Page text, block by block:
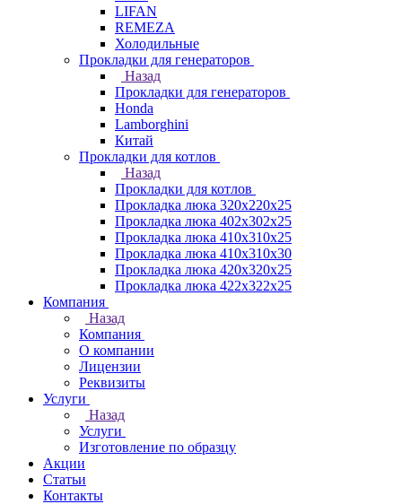
LIFAN
REMEZA
Холодильные
Прокладки для генераторов
Назад
Прокладки для генераторов
Honda
Lamborghini
Китай
Прокладки для котлов
Назад
Прокладки для котлов
Прокладка люка 320x220x25
Прокладка люка 402x302x25
Прокладка люка 410x310x25
Прокладка люка 410х310х30
Прокладка люка 420x320x25
Прокладка люка 422x322x25
Компания
Назад
Компания
О компании
Лицензии
Реквизиты
Услуги
Назад
Услуги
Изготовление по образцу
Акции
Статьи
Контакты